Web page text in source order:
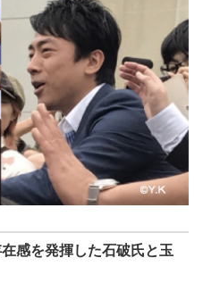
感を発揮した石破氏と玉